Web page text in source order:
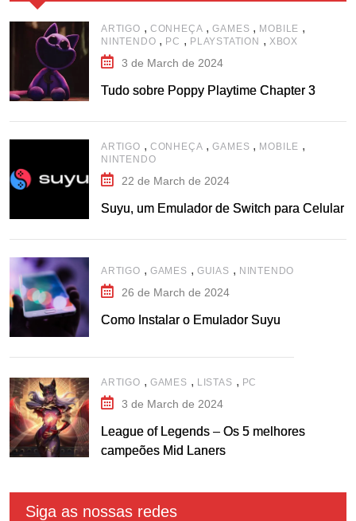
ARTIGO , CONHEÇA ,GAMES , MOBILE ,
NINTENDO , PC , PLAYSTATION , XBOX
3 de March de 2024
Tudo sobre Poppy Playtime Chapter 3
ARTIGO , CONHEÇA ,GAMES , MOBILE ,
NINTENDO
22 de March de 2024
Suyu, um Emulador de Switch para Celular
ARTIGO , GAMES , GUIAS , NINTENDO
26 de March de 2024
Como Instalar o Emulador Suyu
ARTIGO , GAMES , LISTAS , PC
3 de March de 2024
League of Legends – Os 5 melhores
campeões Mid Laners
Siga as nossas redes